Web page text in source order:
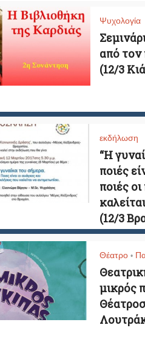
Ψυχολογία
από τον
(12/3
εκδήλωση
“Η
ποιές
ποιές
(12/3
Θέατρο •
μικρός